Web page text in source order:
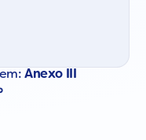
em:Anexo III